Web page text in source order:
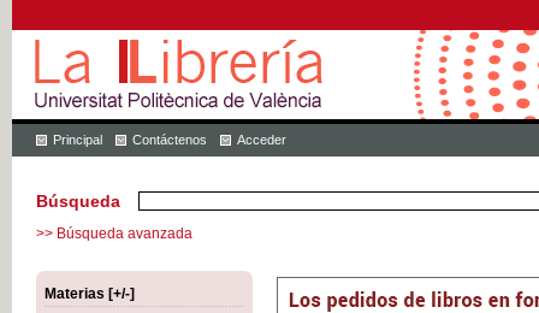
Principal Contáctenos Acceder
Búsqueda
>> Búsqueda avanzada
Materias [+/-]